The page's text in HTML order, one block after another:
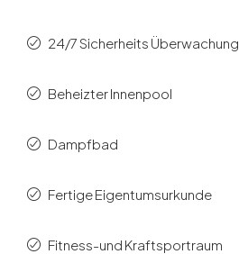
24/7 Sicherheits Überwachung
Beheizter Innenpool
Dampfbad
Fertige Eigentumsurkunde
Fitness-und Kraftsportraum